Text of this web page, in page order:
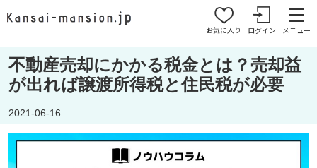
お気に入り ログイン メニュー
不動産売却にかかる税金とは？売却益
が出れば譲渡所得税と住民税が必要
2021-06-16